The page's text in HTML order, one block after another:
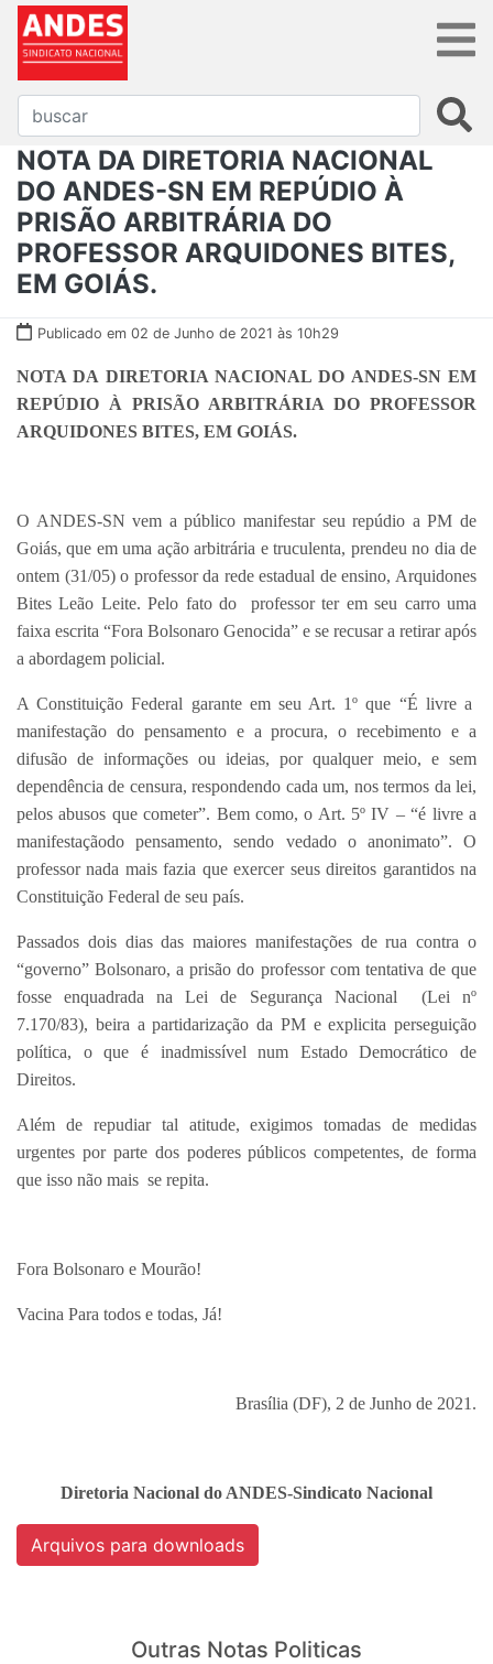
NOTA DA DIRETORIA NACIONAL
DO ANDES-SN EM REPÚDIO À
PRISÃO ARBITRÁRIA DO
PROFESSOR ARQUIDONES BITES,
EM GOIÁS.
Publicado em 02 de Junho de 2021 às 10h29
NOTA DA DIRETORIA NACIONAL DO ANDES-SN EM
REPÚDIO À PRISÃO ARBITRÁRIA DO PROFESSOR
ARQUIDONES BITES, EM GOIÁS.
O ANDES-SN vem a público manifestar seu repúdio a PM de
Goiás, que em uma ação arbitrária e truculenta, prendeu no dia de
ontem (31/05) o professor da rede estadual de ensino, Arquidones
Bites Leão Leite. Pelo fato do professor ter em seu carro uma
faixa escrita “Fora Bolsonaro Genocida” e se recusar a retirar após
a abordagem policial.
A Constituição Federal garante em seu Art. 1º que “É livre a
manifestação do pensamento e a procura, o recebimento e a
difusão de informações ou ideias, por qualquer meio, e sem
dependência de censura, respondendo cada um, nos termos da lei,
pelos abusos que cometer”. Bem como, o Art. 5º IV – “é livre a
manifestaçãodo pensamento, sendo vedado o anonimato”. O
professor nada mais fazia que exercer seus direitos garantidos na
Constituição Federal de seu país.
Passados dois dias das maiores manifestações de rua contra o
“governo” Bolsonaro, a prisão do professor com tentativa de que
fosse enquadrada na Lei de Segurança Nacional (Lei nº
7.170/83), beira a partidarização da PM e explicita perseguição
política, o que é inadmissível num Estado Democrático de
Direitos.
Além de repudiar tal atitude, exigimos tomadas de medidas
urgentes por parte dos poderes públicos competentes, de forma
que isso não mais se repita.
Fora Bolsonaro e Mourão!
Vacina Para todos e todas, Já!
Brasília (DF), 2 de Junho de 2021.
Diretoria Nacional do ANDES-Sindicato Nacional
Arquivos para downloads
Outras Notas Politicas